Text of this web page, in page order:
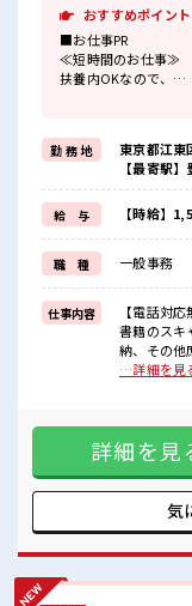
おすすめポイント
■お仕事PR
≪短時間のお仕事≫
扶養内OKなので、
主婦&主夫さんも気
残業はほとんどナシ！
場合によってはお願
≪土日祝休のお仕事
家族や友人と一緒に
≪髪型自由≫
基本的に髪色自由で
(規定有)≪未経験の方
新しいことにチャレ
しっかり働く環境が
イチからスキルUP・
■職場の雰囲気
派手すぎなければ
持ち物が多いあなた
ロッカー付き職場♪
勤 務 地
東京都江東
【最寄駅
給 与 【時給】
職 種 一般事務
仕事内容
【電話対
書籍のスキ
納、その他庶務業務 ■お仕事PR
OKなので
一緒にプ
明るすぎた
も大カンゲ
ど、 しっ
ステップUP目指
なければ
にもぴっ
…詳細を見
詳細を見
気